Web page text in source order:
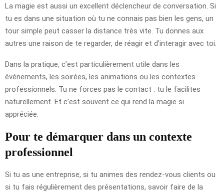
La magie est aussi un excellent déclencheur de conversation. Si
tu es dans une situation où tu ne connais pas bien les gens, un
tour simple peut casser la distance très vite. Tu donnes aux
autres une raison de te regarder, de réagir et d’interagir avec toi.
Dans la pratique, c’est particulièrement utile dans les
événements, les soirées, les animations ou les contextes
professionnels. Tu ne forces pas le contact : tu le facilites
naturellement. Et c’est souvent ce qui rend la magie si
appréciée.
Pour te démarquer dans un contexte
professionnel
Si tu as une entreprise, si tu animes des rendez-vous clients ou
si tu fais régulièrement des présentations, savoir faire de la